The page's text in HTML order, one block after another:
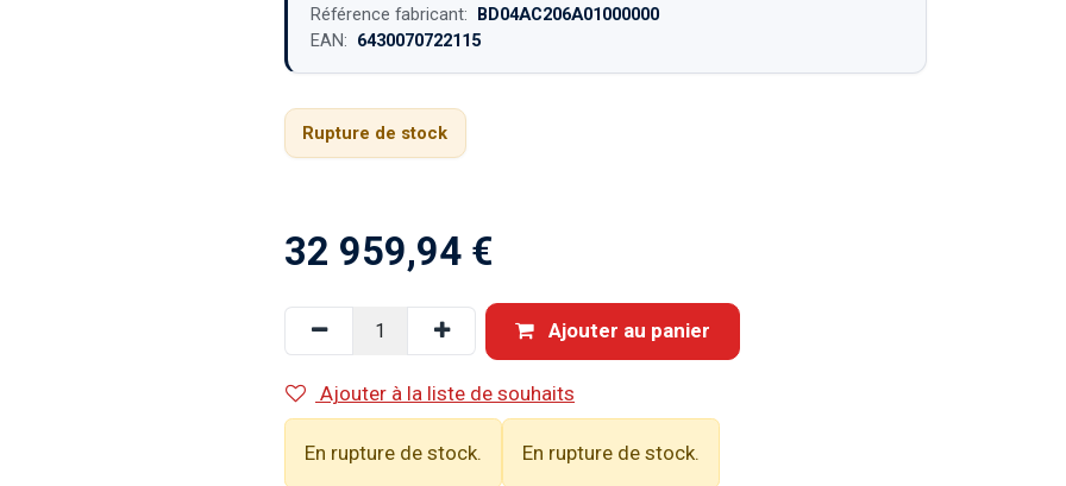
Référence fabricant:
BD04AC206A01000000
EAN: 6430070722115
Rupture de stock
32 959,94 €
Ajouter au panier
Ajouter à la liste de souhaits
En rupture de stock. En rupture de stock.